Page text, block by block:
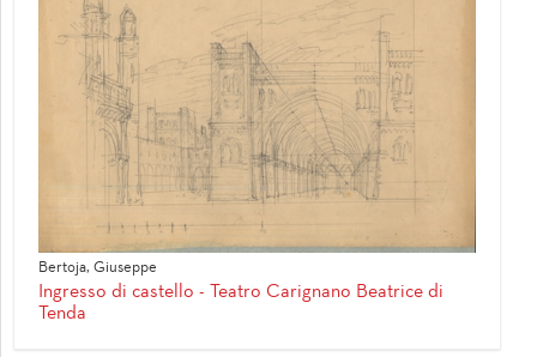
Bertoja, Giuseppe
Ingresso di castello - Teatro Carignano Beatrice di
Tenda